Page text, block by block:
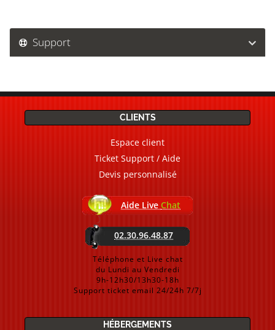
Support
CLIENTS
Espace client
Ticket Support / Aide
Devis personnalisé
Aide Live Chat
02.30.96.48.87
Téléphone et Live chat
du Lundi au Vendredi
9h-12h30/13h30-18h
Support ticket email 24/24h 7/7j
HÉBERGEMENTS